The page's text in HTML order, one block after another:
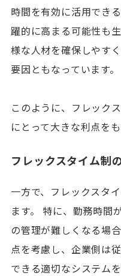
時間を有効に活用でき
躍的に高まる可能性も
様な人材を確保しやす
要因ともなっています。
このように、フレック
にとって大きな利点をも
フレックスタイム制
一方で、フレックスタ
ます。 特に、勤務時間
の管理が難しくなる場
点を考慮し、企業側は
できる適切なシステム